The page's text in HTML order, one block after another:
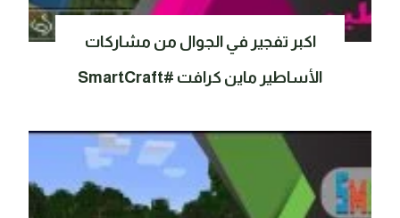
اكبر تفجير في الجوال من مشاركات
الأساطير ماين كرافت #SmartCraft